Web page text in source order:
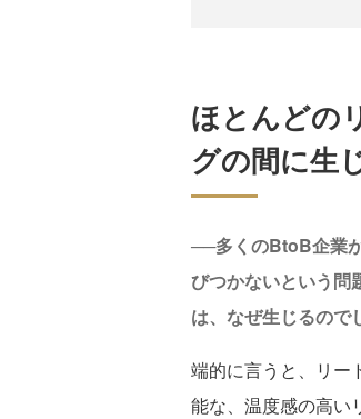
ほとんどの
グの間に生
──多くのBtoB企業
びつかないという問
は、なぜ生じるので
端的に言うと、リー
能な、温度感の高い